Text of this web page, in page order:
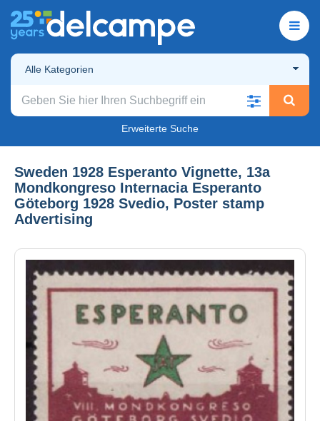
Alle Kategorien
Erweiterte Suche
Sweden 1928 Esperanto Vignette, 13a
Mondkongreso Internacia Esperanto
Göteborg 1928 Svedio, Poster stamp
Advertising